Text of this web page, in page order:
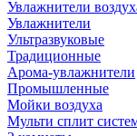
Увлажнители
Увлажнители
Ультразвуковые
Традиционные
Арома-увлажнители
Промышленные
Мойки воздуха
Мульти сплит